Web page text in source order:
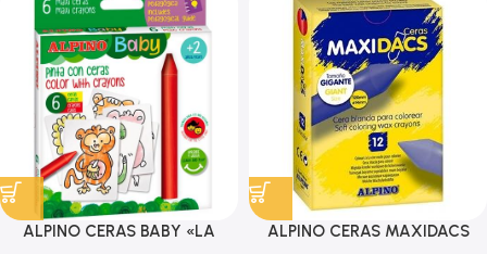
ALPINO CERAS BABY «LA
ALPINO CERAS MAXIDACS